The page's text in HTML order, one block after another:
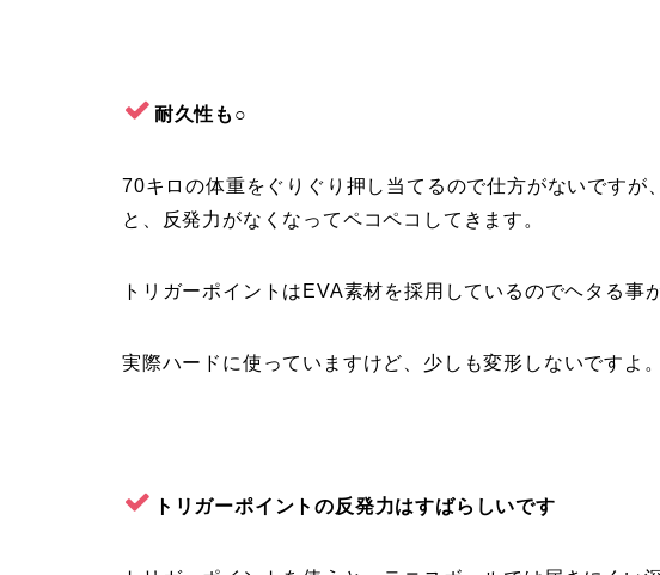
耐久性も○
70キロの体重をぐりぐり押し当てるので仕方がないですが
と、反発力がなくなってペコペコしてきます。
トリガーポイントはEVA素材を採用しているのでヘタる事
実際ハードに使っていますけど、少しも変形しないですよ。
トリガーポイントの反発力はすばらしいです